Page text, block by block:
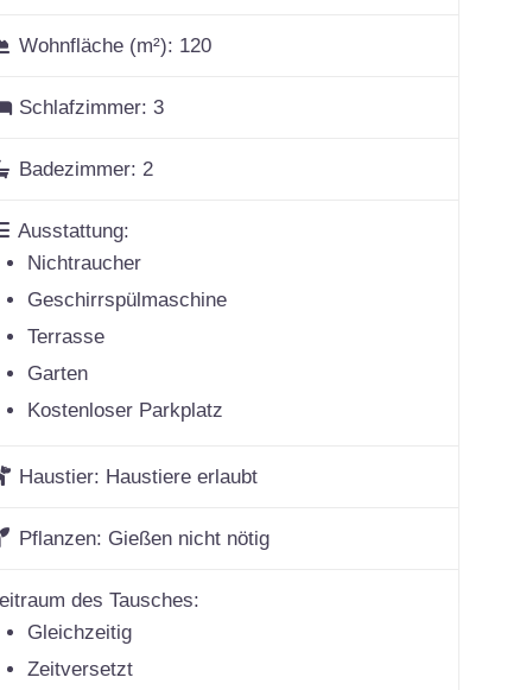
Wohnfläche (m²): 120
Schlafzimmer: 3
Badezimmer: 2
Ausstattung:
Nichtraucher
Geschirrspülmaschine
Terrasse
Garten
Kostenloser Parkplatz
Haustier: Haustiere erlaubt
Pflanzen: Gießen nicht nötig
des Tausches:
Gleichzeitig
Zeitversetzt